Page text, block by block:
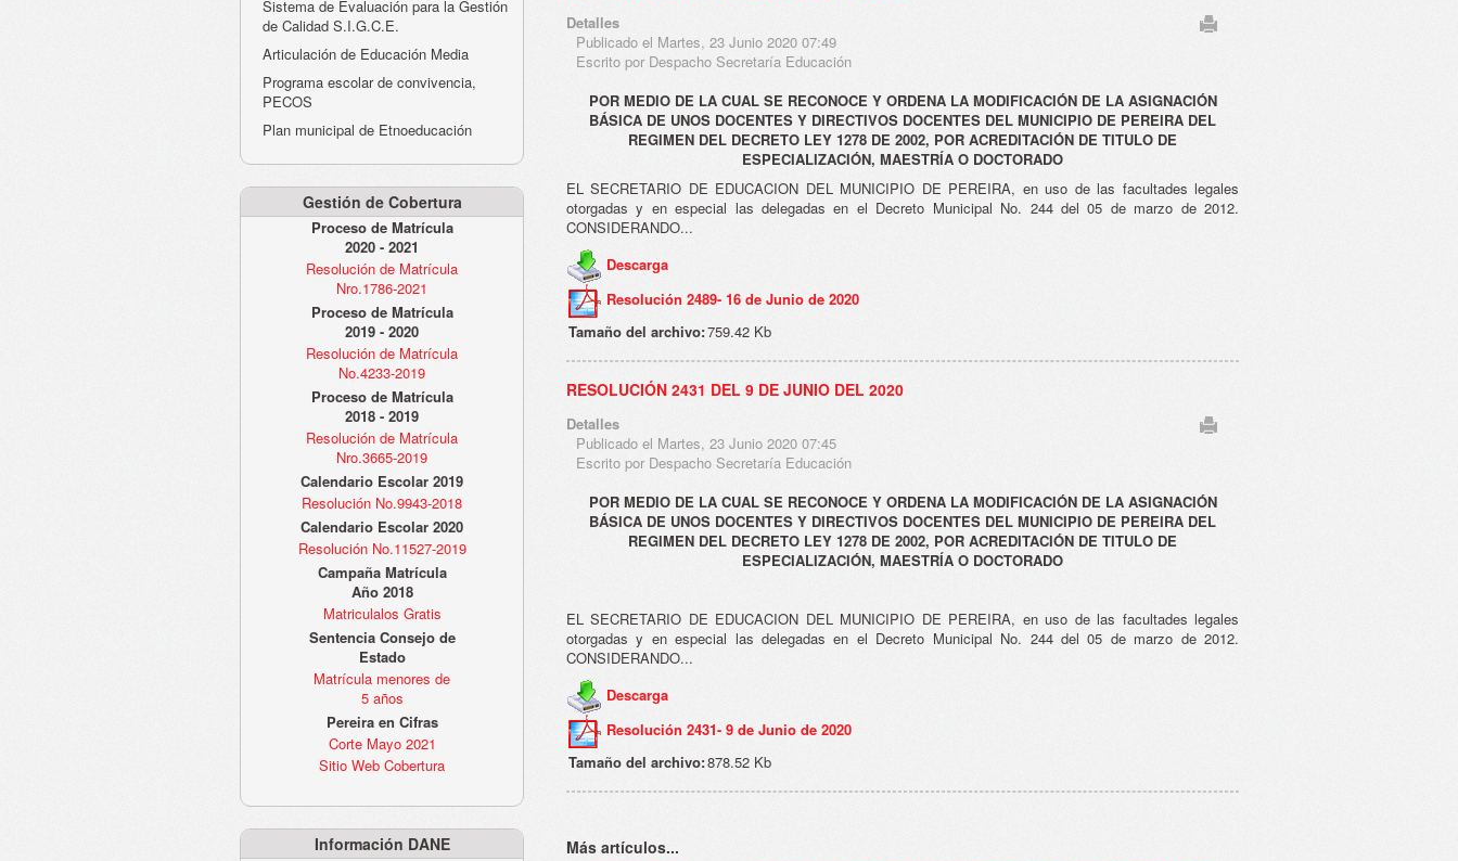
Sistema de Evaluación para la Gestión
de Calidad S.I.G.C.E.
Articulación de Educación Media
Programa escolar de convivencia,
PECOS
Plan municipal de Etnoeducación
Gestión de Cobertura
Proceso de Matrícula
2020 - 2021
Resolución de Matrícula
Nro.1786-2021
Proceso de Matrícula
2019 - 2020
Resolución de Matrícula
No.4233-2019
Proceso de Matrícula
2018 - 2019
Resolución de Matrícula
Nro.3665-2019
Calendario Escolar 2019
Resolución No.9943-2018
Calendario Escolar 2020
Resolución No.11527-2019
Campaña Matrícula
Año 2018
Matriculalos Gratis
Sentencia Consejo de
Estado
Matrícula menores de
5 años
Pereira en Cifras
Corte Mayo 2021
Sitio Web Cobertura
Información DANE
Detalles
Publicado el Martes, 23 Junio 2020 07:49
Escrito por Despacho Secretaría Educación
POR MEDIO DE LA CUAL SE RECONOCE Y ORDENA LA MODIFICACIÓN DE LA ASIGNACIÓN
BÁSICA DE UNOS DOCENTES Y DIRECTIVOS DOCENTES DEL MUNICIPIO DE PEREIRA DEL
REGIMEN DEL DECRETO LEY 1278 DE 2002, POR ACREDITACIÓN DE TITULO DE
ESPECIALIZACIÓN, MAESTRÍA O DOCTORADO
EL SECRETARIO DE EDUCACION DEL MUNICIPIO DE PEREIRA, en uso de las facultades legales
otorgadas y en especial las delegadas en el Decreto Municipal No. 244 del 05 de marzo de 2012.
CONSIDERANDO...
Descarga
Resolución 2489- 16 de Junio de 2020
Tamaño del archivo:759.42 Kb
RESOLUCIÓN 2431 DEL 9 DE JUNIO DEL 2020
Detalles
Publicado el Martes, 23 Junio 2020 07:45
Escrito por Despacho Secretaría Educación
POR MEDIO DE LA CUAL SE RECONOCE Y ORDENA LA MODIFICACIÓN DE LA ASIGNACIÓN
BÁSICA DE UNOS DOCENTES Y DIRECTIVOS DOCENTES DEL MUNICIPIO DE PEREIRA DEL
REGIMEN DEL DECRETO LEY 1278 DE 2002, POR ACREDITACIÓN DE TITULO DE
ESPECIALIZACIÓN, MAESTRÍA O DOCTORADO
EL SECRETARIO DE EDUCACION DEL MUNICIPIO DE PEREIRA, en uso de las facultades legales
otorgadas y en especial las delegadas en el Decreto Municipal No. 244 del 05 de marzo de 2012.
CONSIDERANDO...
Descarga
Resolución 2431- 9 de Junio de 2020
Tamaño del archivo:878.52 Kb
Más artículos...